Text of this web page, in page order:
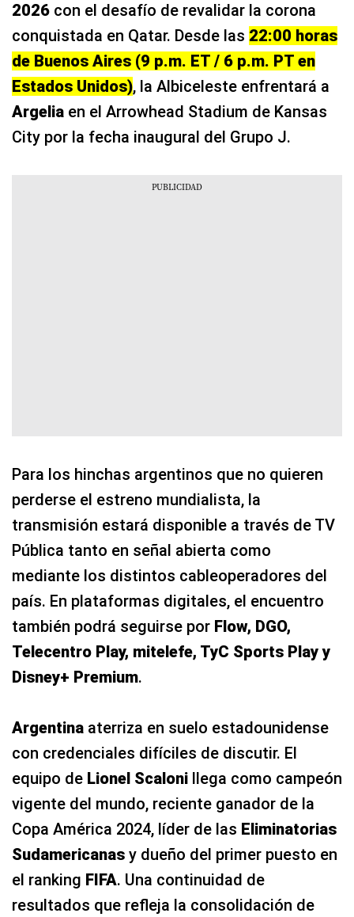
2026 con el desafío de revalidar la corona
conquistada en Qatar. Desde las 22:00 horas
de Buenos Aires (9 p.m. ET / 6 p.m. PT en
Estados Unidos), la Albiceleste enfrentará a
Argelia en el Arrowhead Stadium de Kansas
City por la fecha inaugural del Grupo J.
Para los hinchas argentinos que no quieren
perderse el estreno mundialista, la
transmisión estará disponible a través de TV
Pública tanto en señal abierta como
mediante los distintos cableoperadores del
país. En plataformas digitales, el encuentro
también podrá seguirse por Flow, DGO,
Telecentro Play, mitelefe, TyC Sports Play y
Disney+ Premium.
Argentina aterriza en suelo estadounidense
con credenciales difíciles de discutir. El
equipo de Lionel Scaloni llega como campeón
vigente del mundo, reciente ganador de la
Copa América 2024, líder de las Eliminatorias
Sudamericanas y dueño del primer puesto en
el ranking FIFA. Una continuidad de
resultados que refleja la consolidación de